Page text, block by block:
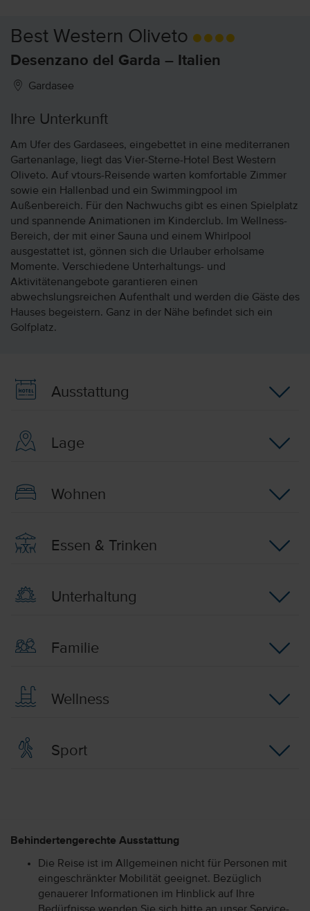
Best Western Oliveto
Desenzano del Garda – Italien
Gardasee
Ihre Unterkunft
Am Ufer des Gardasees, eingebettet in eine mediterranen
Gartenanlage, liegt das Vier-Sterne-Hotel Best Western
Oliveto. Auf vtours-Reisende warten komfortable Zimmer
sowie ein Hallenbad und ein Swimmingpool im
Außenbereich. Für den Nachwuchs gibt es einen Spielplatz
und spannende Animationen im Kinderclub. Im Wellness-
Bereich, der mit einer Sauna und einem Whirlpool
ausgestattet ist, gönnen sich die Urlauber erholsame
Momente. Verschiedene Unterhaltungs- und
Aktivitätenangebote garantieren einen
abwechslungsreichen Aufenthalt und werden die Gäste des
Hauses begeistern. Ganz in der Nähe befindet sich ein
Golfplatz.
Ausstattung
Lage
Wohnen
Essen & Trinken
Unterhaltung
Familie
Wellness
Sport
Behindertengerechte Ausstattung
Die Reise ist im Allgemeinen nicht für Personen mit
eingeschränkter Mobilität geeignet. Bezüglich
genauerer Informationen im Hinblick auf Ihre